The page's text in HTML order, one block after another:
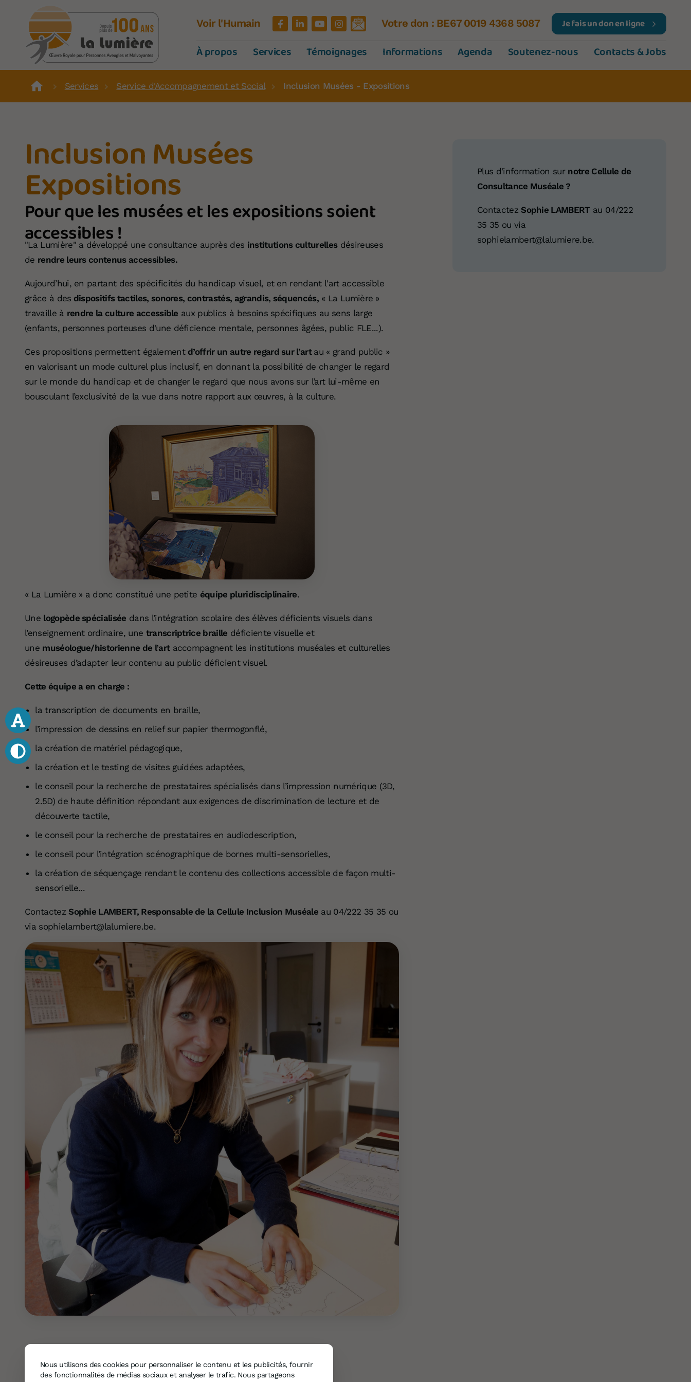
À propos Services Témoignages Informations Agenda Soutenez-nous Contacts & Jobs
Voir l'Humain Votre don : BE67 0019 4368 5087 Je fais un don en ligne
Services Service d'Accompagnement et Social Inclusion Musées - Expositions
Inclusion Musées
Expositions
Pour que les musées et les expositions soient
accessibles !
"La Lumière" a développé une consultance auprès des institutions culturellesdésireuses
de rendre leurs contenus accessibles.
Aujourd’hui, en partant des spécificités du handicap visuel, et en rendant l'art accessible
grâce à des dispositifs tactiles, sonores, contrastés, agrandis, séquencés, « La Lumière »
travaille à rendre la culture accessible aux publics à besoins spécifiques au sens large
(enfants, personnes porteuses d'une déficience mentale, personnes âgées, public FLE...).
Ces propositions permettent également d’offrir un autre regard sur l’art au « grand public »
en valorisant un mode culturel plus inclusif, en donnant la possibilité de changer le regard
sur le monde du handicap et de changer le regard que nous avons sur l’art lui-même en
bousculant l’exclusivité de la vue dans notre rapport aux œuvres, à la culture.
« La Lumière » a donc constitué une petite équipe pluridisciplinaire.
Une logopède spécialisée dans l’intégration scolaire des élèves déficients visuels dans
l’enseignement ordinaire, une transcriptrice braille déficiente visuelle et
une muséologue/historienne de l’artaccompagnent les institutions muséales et culturelles
désireuses d’adapter leur contenu au public déficient visuel.
Cette équipe a en charge :
la transcription de documents en braille,
l’impression de dessins en relief sur papier thermogonflé,
la création de matériel pédagogique,
la création et le testing de visites guidées adaptées,
le conseil pour la recherche de prestataires spécialisés dans l’impression numérique (3D,
2.5D) de haute définition répondant aux exigences de discrimination de lecture et de
découverte tactile,
le conseil pour la recherche de prestataires en audiodescription,
le conseil pour l’intégration scénographique de bornes multi-sensorielles,
la création de séquençage rendant le contenu des collections accessible de façon multi-
sensorielle...
Contactez Sophie LAMBERT, Responsable de la Cellule Inclusion Muséale au 04/222 35 35 ou
via sophielambert@lalumiere.be.
Plus d'information sur notre Cellule de
Consultance Muséale ?
Contactez Sophie LAMBERTau 04/222
35 35 ou via
sophielambert@lalumiere.be.
Nous utilisons des cookies pour personnaliser le contenu et les publicités, fournir
des fonctionnalités de médias sociaux et analyser le trafic. Nous partageons